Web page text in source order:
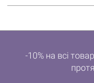
-10% на всі